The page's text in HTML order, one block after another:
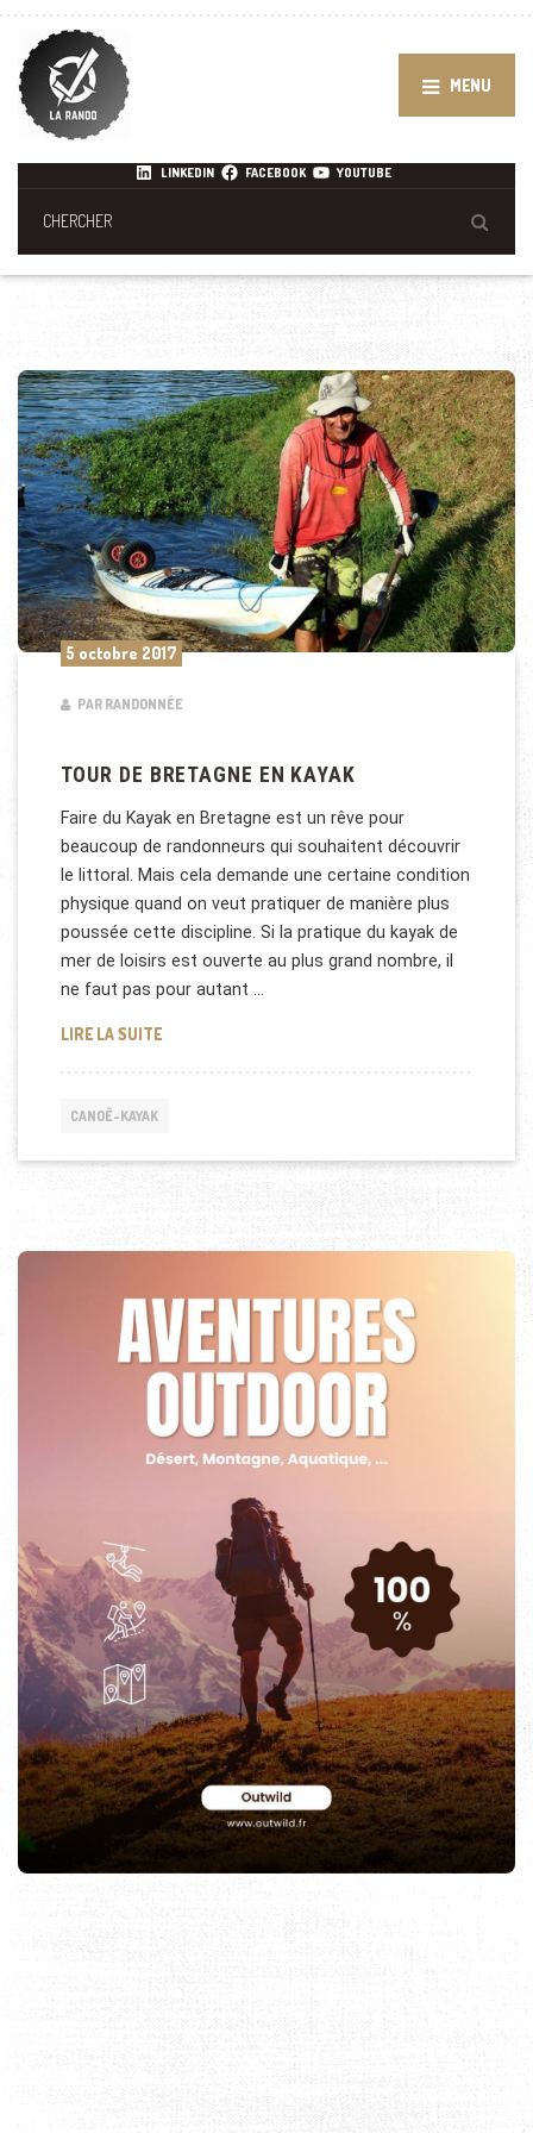
MENU
LINKEDIN FACEBOOK YOUTUBE
5 octobre 2017
PAR RANDONNÉE
TOUR DE BRETAGNE EN KAYAK
Faire du Kayak en Bretagne est un rêve pour
beaucoup de randonneurs qui souhaitent découvrir
le littoral. Mais cela demande une certaine condition
physique quand on veut pratiquer de manière plus
poussée cette discipline. Si la pratique du kayak de
mer de loisirs est ouverte au plus grand nombre, il
ne faut pas pour autant …
LIRE LA SUITETOUR DE BRETAGNE EN KAYAK
CANOË-KAYAK